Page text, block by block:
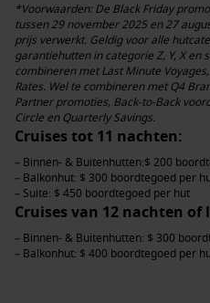
*Voorwaarden: De Black Friday
tussen 29 november 2025 en 27
prijs verwerkt. Geldig voor alle
garantiehutten in categorie Z, Y, X en
combineren met Last Minute
Rates. Wel te combineren met Q4
Partner promoties, Back-to-Back
Circle en Quarterly Savings.
Cruises tot 11 nachten:
– Binnen- & Buitenhutten:$ 200
– Balkonhut: $ 300 boordtegoed per
– Suite: $ 450 boordtegoed per hut
Cruises van 12 nachten of
– Binnen- & Buitenhutten: $ 300
– Balkonhut: $ 400 boordtegoed per